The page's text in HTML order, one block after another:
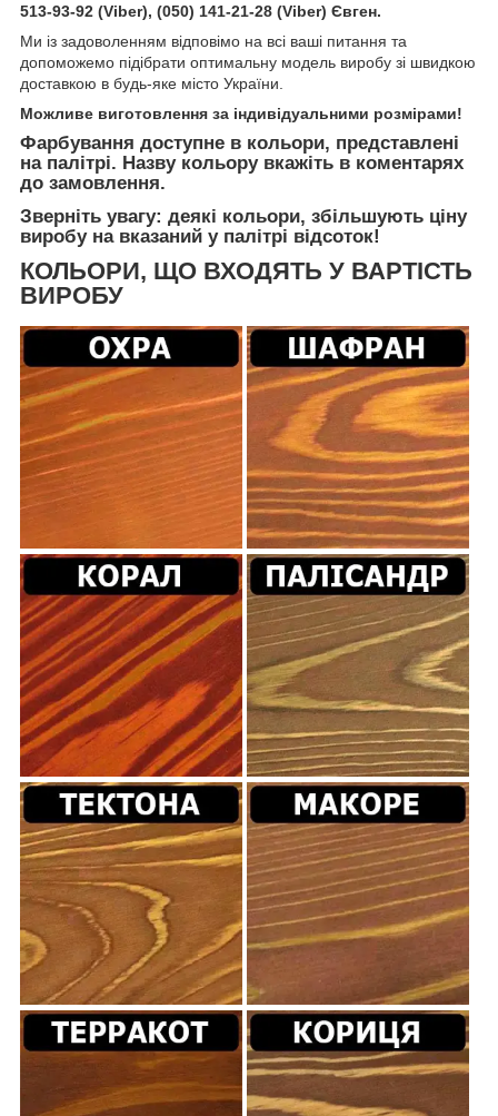
513-93-92 (Viber), (050) 141-21-28 (Viber) Євген.
Ми із задоволенням відповімо на всі ваші питання та
допоможемо підібрати оптимальну модель виробу зі швидкою
доставкою в будь-яке місто України.
Можливе виготовлення за індивідуальними розмірами!
Фарбування доступне в кольори, представлені
на палітрі. Назву кольору вкажіть в коментарях
до замовлення.
Зверніть увагу: деякі кольори, збільшують ціну
виробу на вказаний у палітрі відсоток!
КОЛЬОРИ, ЩО ВХОДЯТЬ У ВАРТІСТЬ
ВИРОБУ